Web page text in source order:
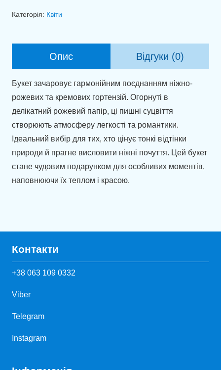
Категорія: Квіти
Опис Відгуки (0)
Букет зачаровує гармонійним поєднанням ніжно-
рожевих та кремових гортензій. Огорнуті в
делікатний рожевий папір, ці пишні суцвіття
створюють атмосферу легкості та романтики.
Ідеальний вибір для тих, хто цінує тонкі відтінки
природи й прагне висловити ніжні почуття. Цей букет
стане чудовим подарунком для особливих моментів,
наповнюючи їх теплом і красою.
Контакти
+38 063 109 0332
Viber
Telegram
Instagram